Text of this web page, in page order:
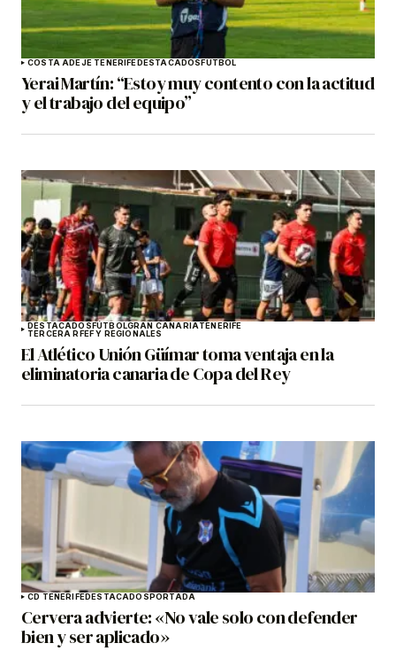
COSTA ADEJE TENERIFEDESTACADOSFÚTBOL
Yerai Martín: “Estoy muy contento con la actitud
y el trabajo del equipo”
DESTACADOSFÚTBOLGRAN CANARIATENERIFE
TERCERA RFEF Y REGIONALES
El Atlético Unión Güímar toma ventaja en la
eliminatoria canaria de Copa del Rey
CD TENERIFEDESTACADOSPORTADA
Cervera advierte: «No vale solo con defender
bien y ser aplicado»